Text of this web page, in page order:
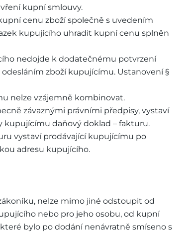
kupní smlouvy.
cenu zboží společně s uvedením
kupujícího uhradit kupní cenu splněn
nedojde k dodatečnému potvrzení
zboží kupujícímu. Ustanovení §
nelze vzájemně kombinovat.
závaznými právními předpisy, vystaví
kupujícímu daňový doklad – fakturu.
vystaví prodávající kupujícímu po
adresu kupujícího.
nelze mimo jiné odstoupit od
nebo pro jeho osobu, od kupní
bylo po dodání nenávratně smíseno s